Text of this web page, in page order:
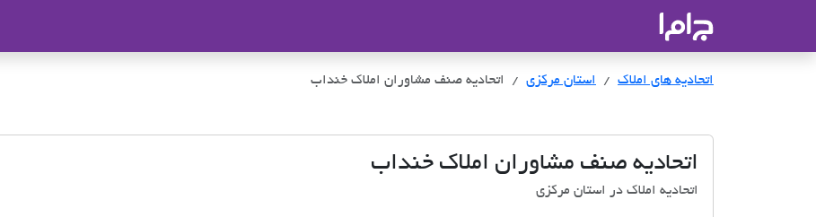
اتحادیه های املاک اتحادیه های املاک
استان مرکزی اتحادیه صنف مشاوران املاک خنداب
اتحادیه صنف مشاوران املاک خنداب
اتحادیه املاک در استان مرکزی